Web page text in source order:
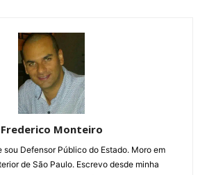
Frederico Monteiro
sou Defensor Público do Estado. Moro em
de São Paulo. Escrevo desde minha